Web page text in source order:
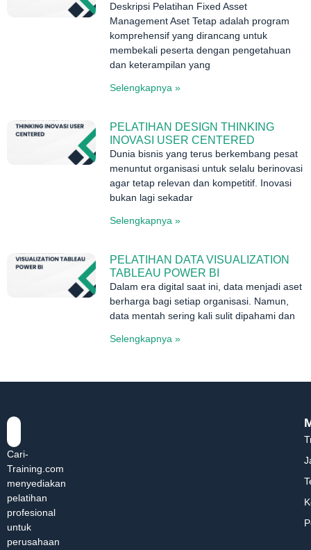
Deskripsi Pelatihan Fixed Asset
Management Aset Tetap adalah program
komprehensif yang dirancang untuk
membekali peserta dengan pengetahuan
dan keterampilan yang
Selengkapnya »
PELATIHAN DESIGN THINKING
INOVASI USER CENTERED
Dunia bisnis yang terus berkembang pesat
menuntut organisasi untuk selalu berinovasi
agar tetap relevan dan kompetitif. Inovasi
bukan lagi sekadar
Selengkapnya »
PELATIHAN DATA VISUALIZATION
TABLEAU POWER BI
Dalam era digital saat ini, data menjadi aset
berharga bagi setiap organisasi. Namun,
data mentah sering kali sulit dipahami dan
Selengkapnya »
Cari-
Training.com
menyediakan
pelatihan
profesional
untuk
perusahaan